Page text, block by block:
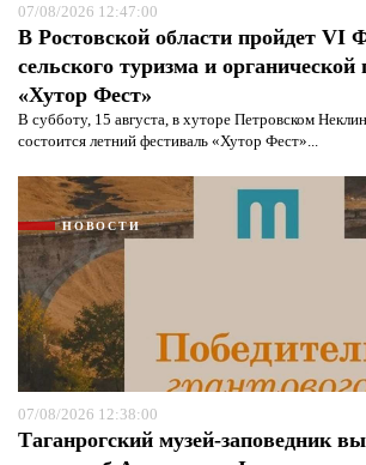
07/08/2026 12:47:00
В Ростовской области пройдет VI
сельского туризма и органической
«Хутор Фест»
В субботу, 15 августа, в хуторе Петровском
состоится летний фестиваль «Хутор Фест»...
НОВОСТИ
07/08/2026 12:38:00
Таганрогский музей-заповедник